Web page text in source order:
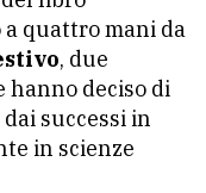
a quattro mani da
, due
hanno deciso di
successi in
in scienze